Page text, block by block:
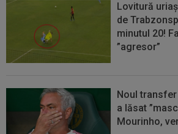
Lovitură
de
minutul 20!
”agresor”
Noul
a lăsat
Mourinho,